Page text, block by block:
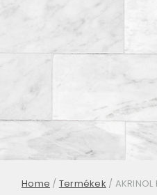
Home / Termékek /